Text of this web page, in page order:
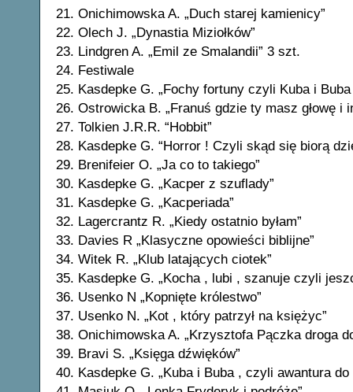
21. Onichimowska A. „Duch starej kamienicy”
22. Olech J. „Dynastia Miziołków”
23. Lindgren A. „Emil ze Smalandii” 3 szt.
24. Festiwale
25. Kasdepke G. „Fochy fortuny czyli Kuba i Buba
26. Ostrowicka B. „Franuś gdzie ty masz głowę i
27. Tolkien J.R.R. “Hobbit”
28. Kasdepke G. “Horror ! Czyli skąd się biorą
29. Brenifeier O. „Ja co to takiego”
30. Kasdepke G. „Kacper z szuflady”
31. Kasdepke G. „Kacperiada”
32. Lagercrantz R. „Kiedy ostatnio byłam”
33. Davies R „Klasyczne opowieści biblijne”
34. Witek R. „Klub latających ciotek”
35. Kasdepke G. „Kocha , lubi , szanuje czyli
36. Usenko N „Kopnięte królestwo”
37. Usenko N. „Kot , który patrzył na księżyc”
38. Onichimowska A. „Krzysztofa Pączka droga
39. Bravi S. „Księga dźwięków”
40. Kasdepke G. „Kuba i Buba , czyli awantura do